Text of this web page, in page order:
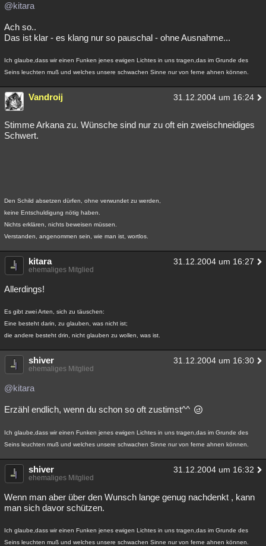
Übersichten
Besucht
@kitara
Ach so..
Das ist klar - es klang nur so pauschal - ohne Ausnahme...
Ich glaube,dass wir einen Funken jenes ewigen Lichtes in uns tragen,das im Grunde des
Seins leuchten muß und welches unsere schwachen Sinne nur von ferne ahnen können.
Vandroij 31.12.2004 um 16:24
Stimme Arkana zu. Wünsche sind nur zu oft ein zweischneidiges
Schwert.
Den Schild absetzen dürfen, ohne verwundet zu werden,
keine Entschuldigung nötig haben.
Nichts erklären, nichts beweisen müssen.
Verstanden, angenommen sein, wie man ist, wortlos.
kitara 31.12.2004 um 16:27
ehemaliges Mitglied
Allerdings!
Es gibt zwei Arten, sich zu täuschen:
Eine besteht darin, zu glauben, was nicht ist;
die andere besteht drin, nicht glauben zu wollen, was ist.
shiver 31.12.2004 um 16:30
ehemaliges Mitglied
@kitara
Erzähl endlich, wenn du schon so oft zustimst^^
Ich glaube,dass wir einen Funken jenes ewigen Lichtes in uns tragen,das im Grunde des
Seins leuchten muß und welches unsere schwachen Sinne nur von ferne ahnen können.
shiver 31.12.2004 um 16:32
ehemaliges Mitglied
Wenn man aber über den Wunsch lange genug nachdenkt , kann
man sich davor schützen.
Ich glaube,dass wir einen Funken jenes ewigen Lichtes in uns tragen,das im Grunde des
Seins leuchten muß und welches unsere schwachen Sinne nur von ferne ahnen können.